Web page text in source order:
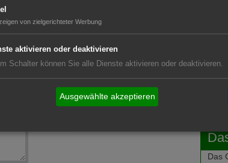
Das
von zielgerichteter Werbung
aktivieren oder deaktivieren
Schalter können Sie alle Dienste aktivieren oder deaktivieren.
Ausgewählte akzeptieren